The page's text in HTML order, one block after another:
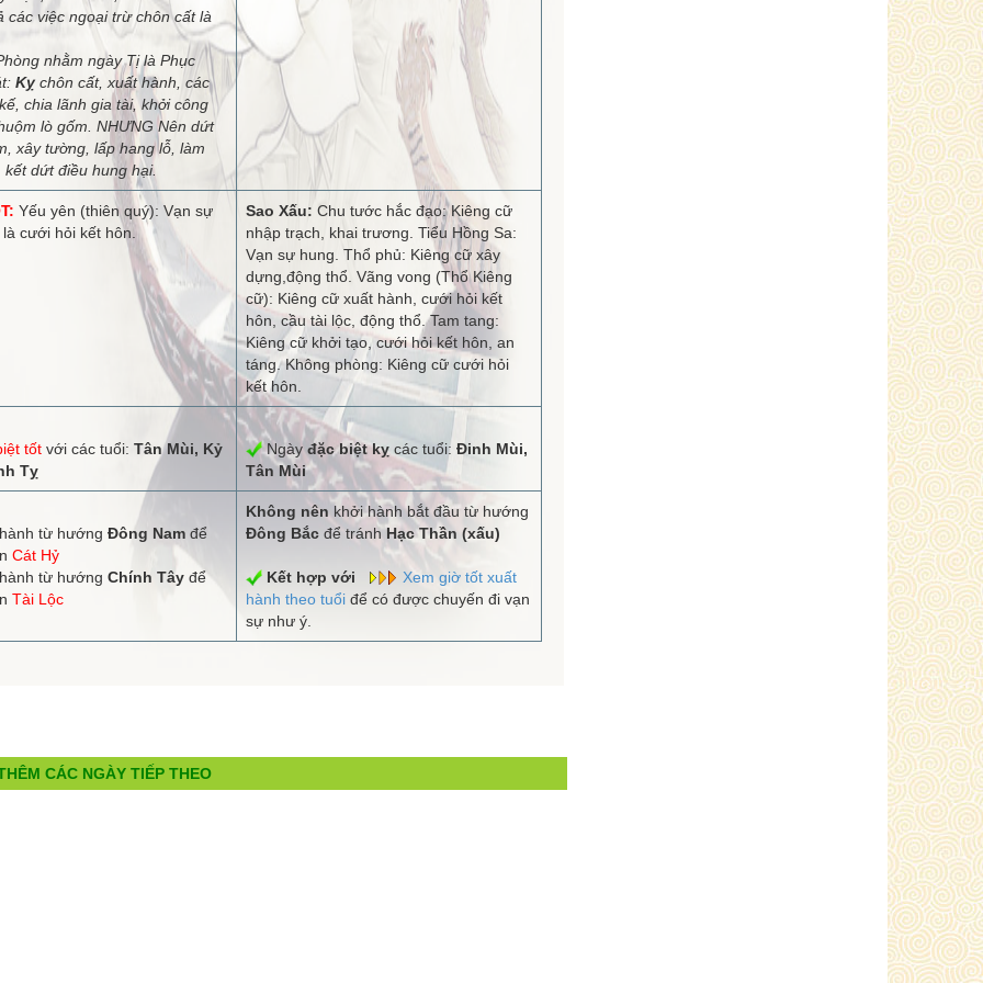
các việc ngoại trừ chôn cất là
nhằm ngày Tị là Phục
Kỵchôn cất, xuất hành, các
chia lãnh gia tài, khởi công
lò gốm. NHƯNG Nên dứt
xây tường, lấp hang lỗ, làm
kết dứt điều hung hại.
Yếu yên (thiên quý): Vạn sự
cưới hỏi kết hôn.
Sao Xấu: Chu tước hắc đạo: Kiêng cữ
nhập trạch, khai trương. Tiểu Hồng Sa:
Vạn sự hung. Thổ phủ: Kiêng cữ xây
dựng,động thổ. Vãng vong (Thổ Kiêng
cữ): Kiêng cữ xuất hành, cưới hỏi kết
hôn, cầu tài lộc, động thổ. Tam tang:
Kiêng cữ khởi tạo, cưới hỏi kết hôn, an
táng. Không phòng: Kiêng cữ cưới hỏi
kết hôn.
tốtvới các tuổi: Tân Mùi, Kỷ
Tỵ
Ngàyđặc biệt kỵcác tuổi: Đinh Mùi,
Tân Mùi
từ hướng Đông Namđể
Cát Hỷ
từ hướng Chính Tâyđể
Tài Lộc
Không nên khởi hành bắt đầu từ hướng
Đông Bắcđể tránhHạc Thần (xấu)
Kết hợp với
Xem giờ tốt xuất
hành theo tuổiđể có được chuyến đi vạn
sự như ý.
CÁC NGÀY TIẾP THEO